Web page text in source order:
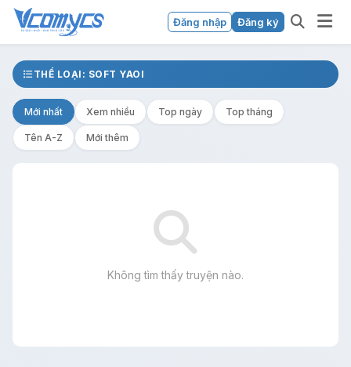
Đăng nhập Đăng ký
THỂ LOẠI: SOFT YAOI
Mới nhất Xem nhiều Top ngày Top tháng
Tên A-Z Mới thêm
Không tìm thấy truyện nào.